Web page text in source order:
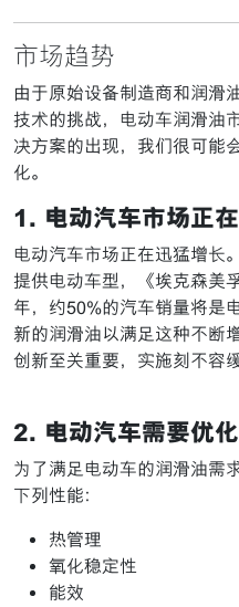
市场趋势
由于原始设备制造商和润滑
技术的挑战，电动车润滑油
决方案的出现，我们很可能
化。
1. 电动汽车市场正
电动汽车市场正在迅猛增长
提供电动车型，《埃克森美
年，约50%的汽车销量将是
新的润滑油以满足这种不断
创新至关重要，实施刻不容缓
2. 电动汽车需要优
为了满足电动车的润滑油需
下列性能：
热管理
氧化稳定性
能效